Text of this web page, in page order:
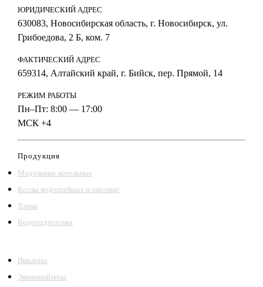
ЮРИДИЧЕСКИЙ АДРЕС
630083, Новосибирская область, г. Новосибирск, ул.
Грибоедова, 2 Б, ком. 7
ФАКТИЧЕСКИЙ АДРЕС
659314, Алтайский край, г. Бийск, пер. Прямой, 14
РЕЖИМ РАБОТЫ
Пн–Пт: 8:00 — 17:00
МСК +4
Продукция
Модульные котельные
Котлы водогрейные и паровые
Топки
Водоподготовка
Циклоны
Экономайзеры